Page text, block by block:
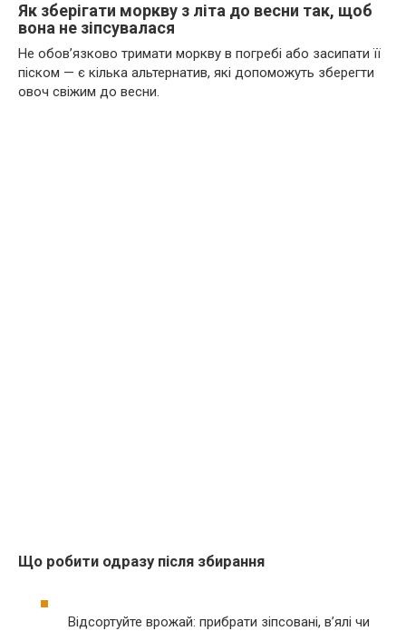
Як зберігати моркву з літа до весни так, щоб
вона не зіпсувалася
Не обов’язково тримати моркву в погребі або засипати її
піском — є кілька альтернатив, які допоможуть зберегти
овоч свіжим до весни.
Що робити одразу після збирання
Відсортуйте врожай: прибрати зіпсовані, в’ялі чи